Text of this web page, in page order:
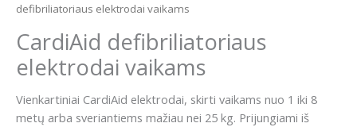
defibriliatoriaus elektrodai vaikams
CardiAid defibriliatoriaus
elektrodai vaikams
Vienkartiniai CardiAid elektrodai, skirti vaikams nuo 1 iki 8
metų arba sveriantiems mažiau nei 25 kg. Prijungiami iš